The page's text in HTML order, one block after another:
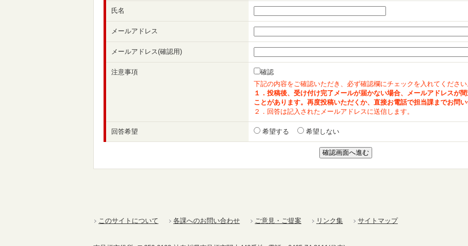
氏名
メールアドレス
メールアドレス(確認用)
注意事項
確認
下記の内容をご確認いただき、必ず確認欄にチェックを入れてください
１．投稿後、受け付け完了メールが届かない場合、メールアドレスが
ことがあります。再度投稿いただくか、直接お電話で担当課までお問い
２．回答は記入されたメールアドレスに送信します。
回答希望 希望する 希望しない
このサイトについて 各課へのお問い合わせ ご意見・ご提案 リンク集 サイトマップ